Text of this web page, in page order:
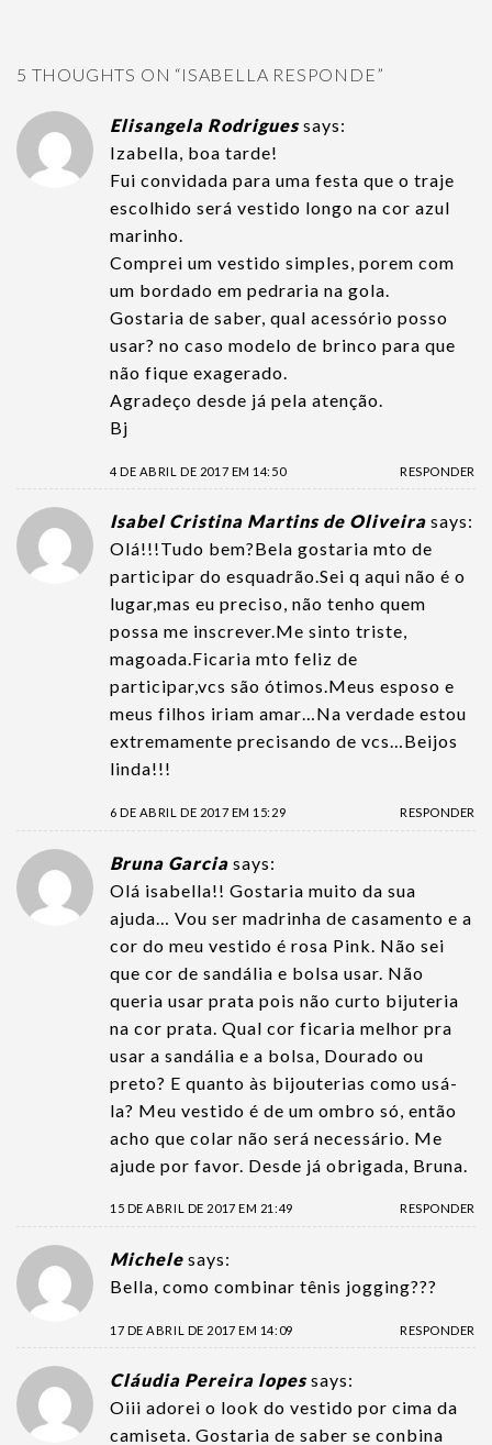
5 THOUGHTS ON “ISABELLA RESPONDE”
Elisangela Rodrigues says:
Izabella, boa tarde!
Fui convidada para uma festa que o traje
escolhido será vestido longo na cor azul
marinho.
Comprei um vestido simples, porem com
um bordado em pedraria na gola.
Gostaria de saber, qual acessório posso
usar? no caso modelo de brinco para que
não fique exagerado.
Agradeço desde já pela atenção.
Bj
4 DE ABRIL DE 2017 EM 14:50 RESPONDER
Isabel Cristina Martins de Oliveira says:
Olá!!!Tudo bem?Bela gostaria mto de
participar do esquadrão.Sei q aqui não é o
lugar,mas eu preciso, não tenho quem
possa me inscrever.Me sinto triste,
magoada.Ficaria mto feliz de
participar,vcs são ótimos.Meus esposo e
meus filhos iriam amar…Na verdade estou
extremamente precisando de vcs…Beijos
linda!!!
6 DE ABRIL DE 2017 EM 15:29 RESPONDER
Bruna Garcia says:
Olá isabella!! Gostaria muito da sua
ajuda… Vou ser madrinha de casamento e a
cor do meu vestido é rosa Pink. Não sei
que cor de sandália e bolsa usar. Não
queria usar prata pois não curto bijuteria
na cor prata. Qual cor ficaria melhor pra
usar a sandália e a bolsa, Dourado ou
preto? E quanto às bijouterias como usá-
la? Meu vestido é de um ombro só, então
acho que colar não será necessário. Me
ajude por favor. Desde já obrigada, Bruna.
15 DE ABRIL DE 2017 EM 21:49 RESPONDER
Michele says:
Bella, como combinar tênis jogging???
17 DE ABRIL DE 2017 EM 14:09 RESPONDER
Cláudia Pereira lopes says:
Oiii adorei o look do vestido por cima da
camiseta. Gostaria de saber se conbina